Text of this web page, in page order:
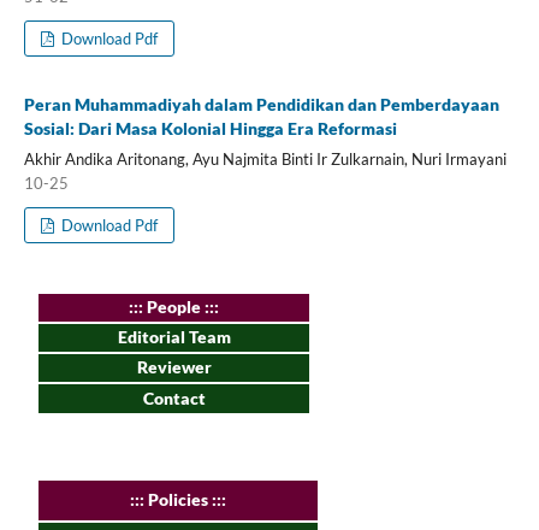
Download Pdf
Peran Muhammadiyah dalam Pendidikan dan Pemberdayaan
Sosial: Dari Masa Kolonial Hingga Era Reformasi
Akhir Andika Aritonang, Ayu Najmita Binti Ir Zulkarnain, Nuri Irmayani
10-25
Download Pdf
::: People :::
Editorial Team
Reviewer
Contact
::: Policies :::